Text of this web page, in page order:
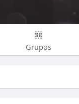
Grupos